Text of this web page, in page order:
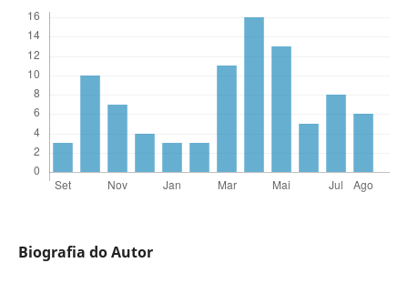
Biografia do Autor